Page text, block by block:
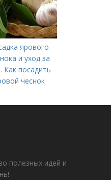
ярового
и уход за
Как посадить
чеснок
полезных идей и